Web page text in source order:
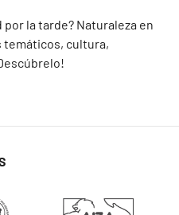
por la tarde? Naturaleza en
temáticos, cultura,